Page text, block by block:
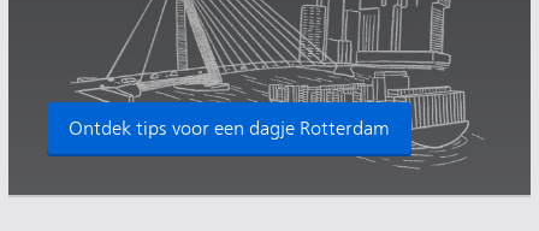
Ontdek tips voor een dagje Rotterdam